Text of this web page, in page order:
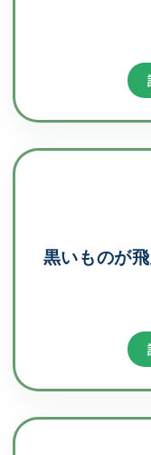
黒いものが